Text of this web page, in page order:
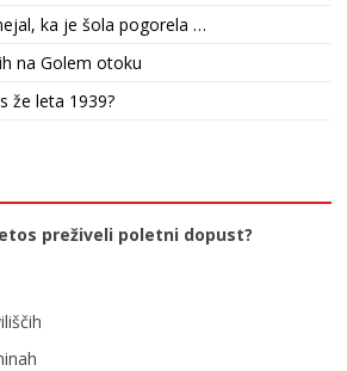
ka je šola pogorela …
na Golem otoku
že leta 1939?
preživeli poletni dopust?